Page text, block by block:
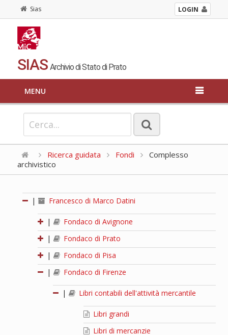
Sias LOGIN
SIAS Archivio di Stato di Prato
MENU
Ricerca guidata Fondi
Complesso
archivistico
| Francesco di Marco Datini
|
Fondaco di Avignone
|
Fondaco di Prato
|
Fondaco di Pisa
|
Fondaco di Firenze
| Libri contabili dell'attività mercantile
Libri grandi
Libri di mercanzie